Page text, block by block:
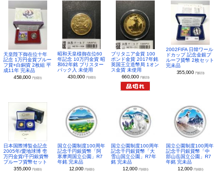
天皇陛下御在位十年
記念 1万円金貨プルー
フ貨+白銅貨 2枚組 平
成11年 完未品
458,000 円(税別)
昭和天皇様御在位60
年記念 10万円金貨 昭
和62年銘 ブリスター
パック入 未使用
430,000 円(税別)
ブリタニア金貨 100
ポンド金貨 2017年銘
英国王立造幣局 1オン
ス金貨 未使用
660,000 円(税別)
2002FIFA 日韓ワール
ドカップ 記念金銀プ
ルーフ貨幣 2枚セット
完未品
355,000 円(税別)
日本国際博覧会記念
2005年/愛地球博 壱
万円金貨/千円銀貨幣
プルーフ貨幣セット
355,000 円(税別)
国立公園制度100周年
記念千円銀貨幣「阿
寒摩周国立公園」R7
年銘 完未品
12,000 円(税別)
国立公園制度100周年
記念千円銀貨幣「大
雪山国立公園」R7年
銘 完未品
12,000 円(税別)
国立公園制度100周年
記念千円銀貨幣「中
部山岳国立公園」R7
年銘 完未品
12,000 円(税別)